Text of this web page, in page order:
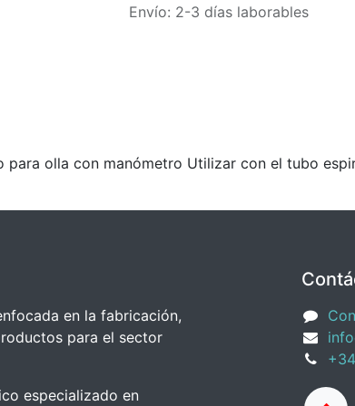
Envío: 2-3 días laborables
para olla con manómetro Utilizar con el tubo
en la fabricación,
para el sector
especializado en